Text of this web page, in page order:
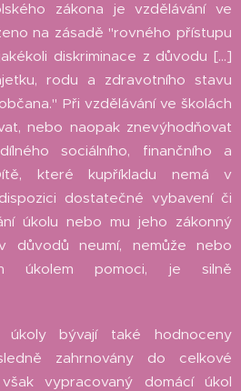
zákona je vzdělávání ve
na zásadě "rovného přístupu
diskriminace z důvodu [...]
rodu a zdravotního stavu
Při vzdělávání ve školách
nebo naopak znevýhodňovat
sociálního, finančního a
které kupříkladu nemá v
dostatečné vybavení či
úkolu nebo mu jeho zákonný
důvodů neumí, nemůže nebo
úkolem pomoci, je silně
úkoly bývají také hodnoceny
zahrnovány do celkové
vypracovaný domácí úkol